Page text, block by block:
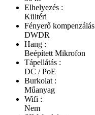
Elhelyezés :
Kültéri
Fényerő
DWDR
Hang :
Beépített Mikrofon
Tápellátás :
DC / PoE
Burkolat :
Műanyag
Wifi :
Nem